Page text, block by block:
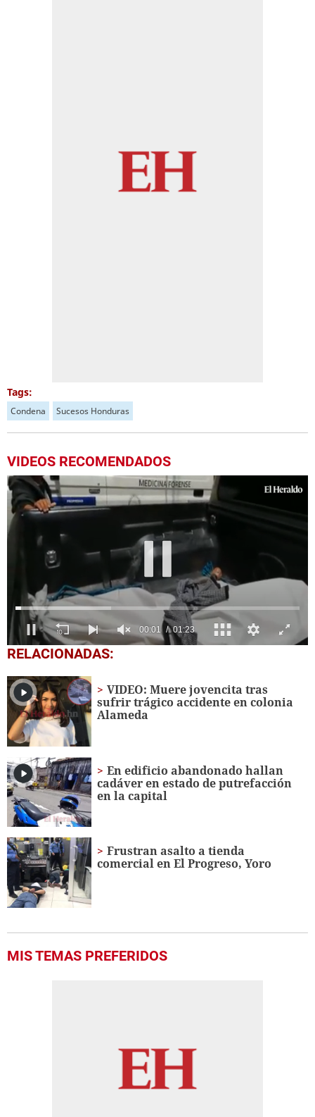
Tags:
Condena Sucesos Honduras
VIDEOS RECOMENDADOS
0
seconds
1
minute,
23
seconds
RELACIONADAS:
VIDEO: Muere jovencita tras
sufrir trágico accidente en colonia
Alameda
En edificio abandonado hallan
cadáver en estado de putrefacción
en la capital
Frustran asalto a tienda
comercial en El Progreso, Yoro
MIS TEMAS PREFERIDOS